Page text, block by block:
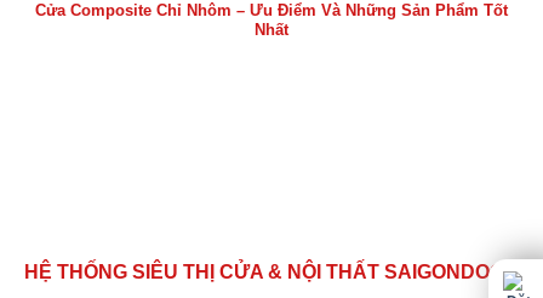
Cửa Composite Chỉ Nhôm – Ưu Điểm Và Những Sản Phẩm Tốt
Nhất
HỆ THỐNG SIÊU THỊ CỬA & NỘI THẤT SAIGONDOOR